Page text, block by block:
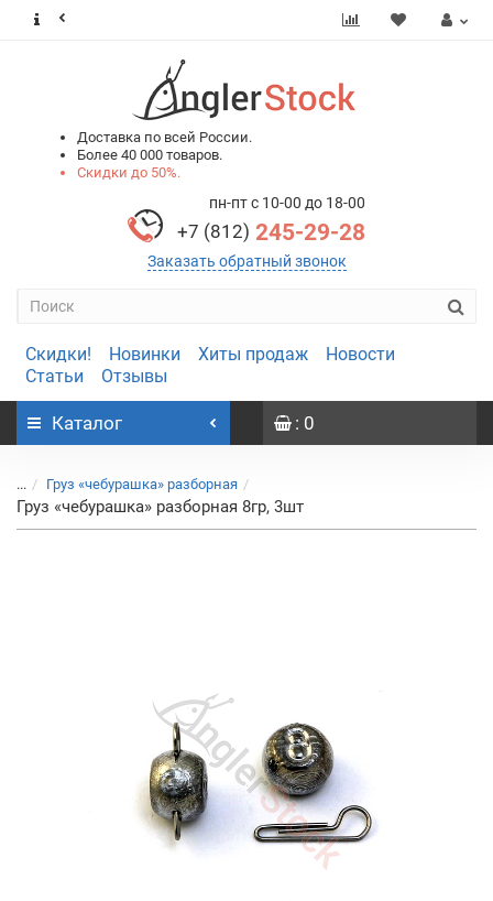
Доставка по всей России.
Более 40 000 товаров.
Скидки до 50%.
пн-пт с 10-00 до 18-00
+7 (812) 245-29-28
Заказать обратный звонок
Скидки! Новинки Хиты продаж
Новости
Статьи
Отзывы
Каталог : 0
... Груз «чебурашка» разборная
Груз «чебурашка» разборная 8гр, 3шт